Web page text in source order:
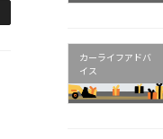
カーライフアドバ
イス